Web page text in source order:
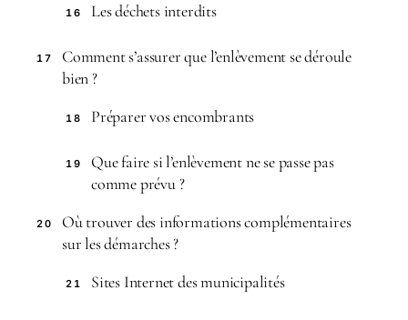
16 Les déchets interdits
17
Comment s’assurer que l’enlèvement se déroule
bien ?
18 Préparer vos encombrants
19
Que faire si l’enlèvement ne se passe pas
comme prévu ?
20
Où trouver des informations complémentaires
sur les démarches ?
21 Sites Internet des municipalités